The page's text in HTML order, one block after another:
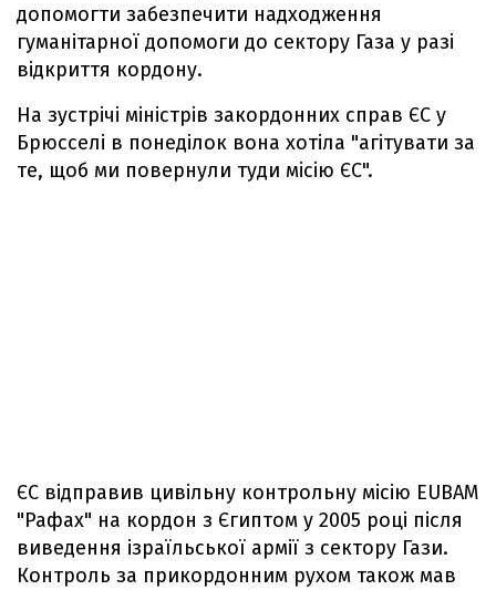
допомогти забезпечити надходження
гуманітарної допомоги до сектору Газа у разі
відкриття кордону.
На зустрічі міністрів закордонних справ ЄС у
Брюсселі в понеділок вона хотіла "агітувати за
те, щоб ми повернули туди місію ЄС".
ЄС відправив цивільну контрольну місію EUBAM
"Рафах" на кордон з Єгиптом у 2005 році після
виведення ізраїльської армії з сектору Гази.
Контроль за прикордонним рухом також мав